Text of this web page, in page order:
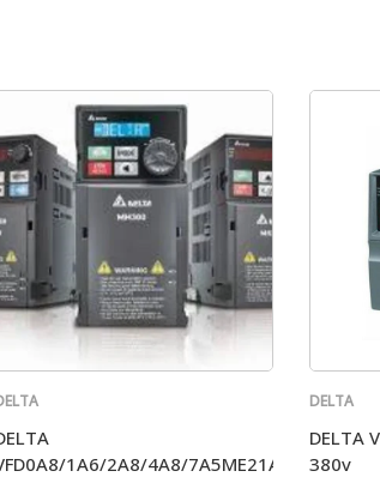
1A6/2A8/4A8/7A5ME21ANNAA
DELTA
DELTA
380v